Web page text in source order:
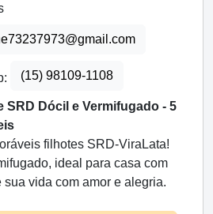
(15) 98109-1108
SRD Dócil e Vermifugado - 5
filhotes SRD-ViraLata!
ideal para casa com
sua vida com amor e alegria.